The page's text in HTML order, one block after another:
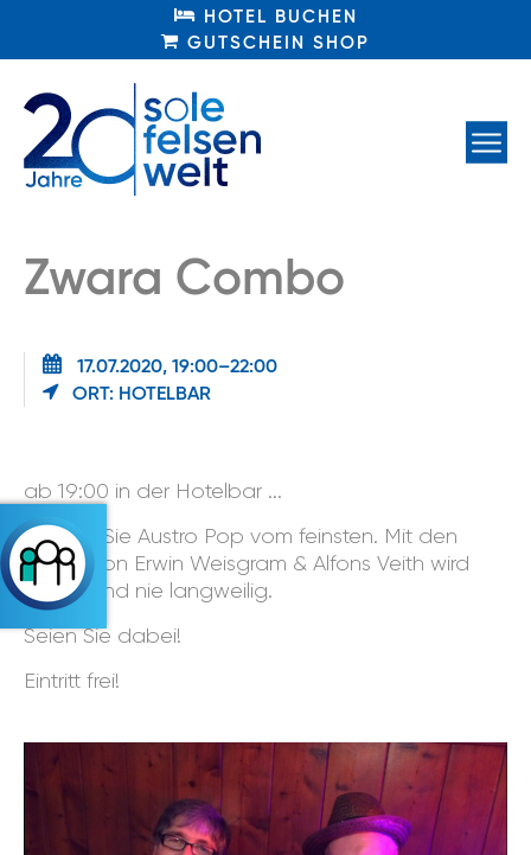
HOTEL BUCHEN
GUTSCHEIN SHOP
Zwara Combo
17.07.2020, 19:00–22:00
ORT: HOTELBAR
ab 19:00 in der Hotelbar ...
Erleben Sie Austro Pop vom feinsten. Mit den
Songs von Erwin Weisgram & Alfons Veith wird
der Abend nie langweilig.
Seien Sie dabei!
Eintritt frei!
HOTEL BUCHEN
GUTSCHEIN SHOP